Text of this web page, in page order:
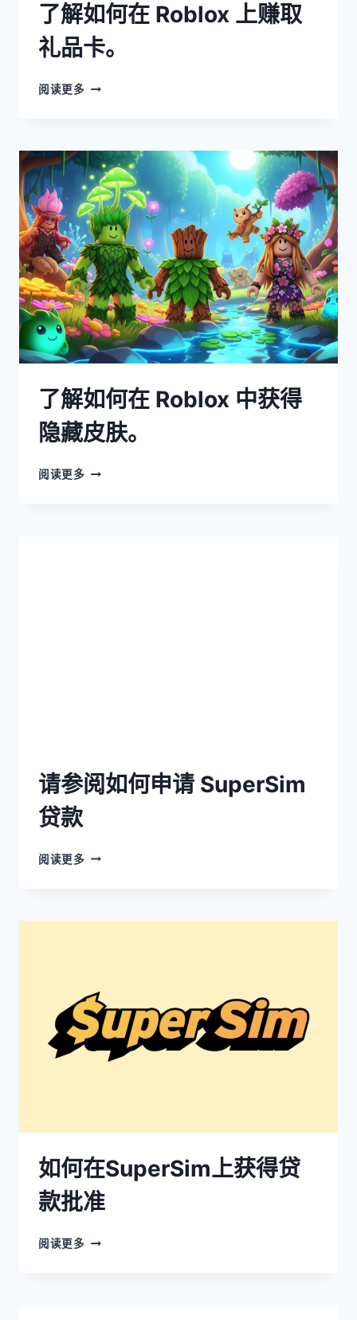
了解如何在 Roblox 上赚取
礼品卡。
阅读更多
了解如何在 Roblox 中获得
隐藏皮肤。
阅读更多
请参阅如何申请 SuperSim
贷款
阅读更多
如何在SuperSim上获得贷
款批准
阅读更多